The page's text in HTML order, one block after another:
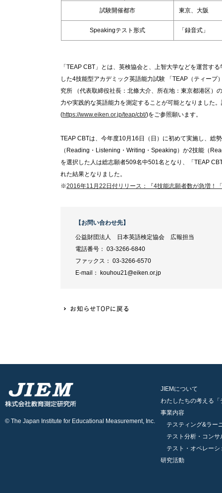
試験開催都市 東京、大阪
Speakingテスト形式 「録音式」
「TEAP CBT」とは、英検協会と、上智大学などを運営す
した4技能型アカデミック英語能力試験 「TEAP（ティー
究所 （代表取締役社長：北條大介、所在地：東京都港区）
力や実践的な英語能力を測定することが可能となりました
(https://www.eiken.or.jp/teap/cbt/)をご参照願います。
TEAP CBTは、今年度10月16日（日）に初めて実施し、総
（Reading・Listening・Writing・Speaking）か2技能（
を選択した人は総志願者509名中501名となり、「TEAP
れた結果となりました。
※2016年11月22日付リリース：『4技能志願者数が急増！
【お問い合わせ先】
公益財団法人 日本英語検定協会 広報担当
電話番号： 03-3266-6840
ファックス： 03-3266-6570
E-mail： kouhou21@eiken.or.jp
© The Japan Institute for Educational Measurement, Inc.
JIEMについて
わたしたちの考える「
事業内容
テスティング&ラー
テスト分析・コン
テスト・オペレーシ
研究活動